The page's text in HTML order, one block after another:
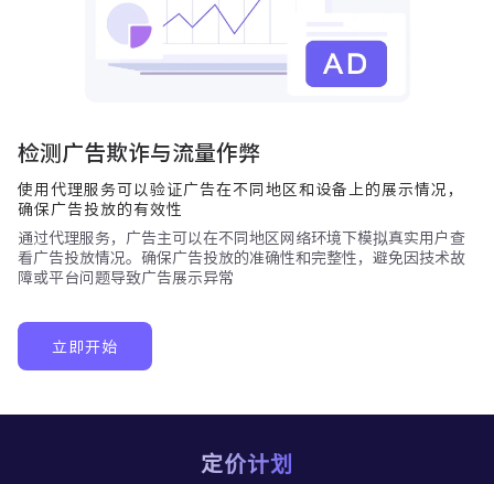
检测广告欺诈与流量作弊
使用代理服务可以验证广告在不同地区和设备上的展示情况，
确保广告投放的有效性
通过代理服务，广告主可以在不同地区网络环境下模拟真实用户查
看广告投放情况。确保广告投放的准确性和完整性，避免因技术故
障或平台问题导致广告展示异常
立即开始
定价计划